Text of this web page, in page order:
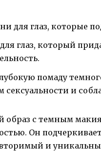
для глаз, которые
глаз, который
помаду
сексуальности и
образ с темным
Он
и